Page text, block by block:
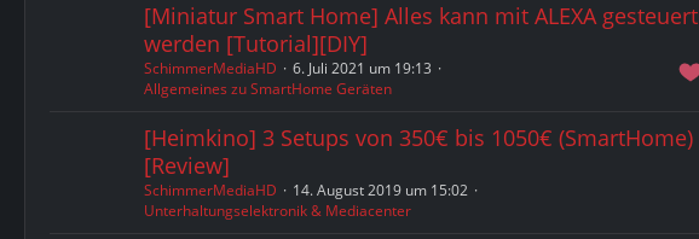
[Miniatur Smart Home] Alles kann mit ALEXA gesteuert
werden [Tutorial][DIY]
SchimmerMediaHD
6. Juli 2021 um 19:13
Allgemeines zu SmartHome Geräten
[Heimkino] 3 Setups von 350€ bis 1050€ (SmartHome)
[Review]
SchimmerMediaHD
14. August 2019 um 15:02
Unterhaltungselektronik & Mediacenter